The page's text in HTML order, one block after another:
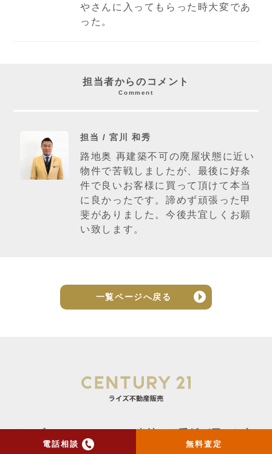
電話相談 無料査定
やさんに入ってもらった時大変であ
った。
担当者からのコメント
Comment
担当 / 宮川 和秀
路地奥 再建築不可の廃屋状態に近い
物件で苦戦しましたが、最後に好条
件で良いお客様に買って頂けて本当
に良かったです。諦めず頑張った甲
斐がありました。今後共宜しくお願
い致します。
一覧ページへ戻る